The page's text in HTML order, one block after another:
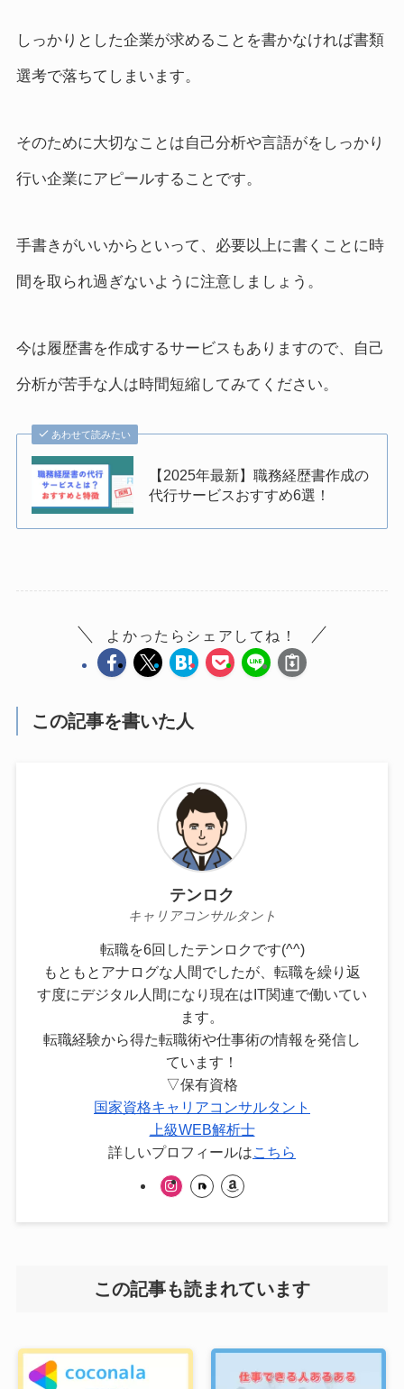
しっかりとした企業が求めることを書かなければ書類
選考で落ちてしまいます。
そのために大切なことは自己分析や言語がをしっかり
行い企業にアピールすることです。
手書きがいいからといって、必要以上に書くことに時
間を取られ過ぎないように注意しましょう。
今は履歴書を作成するサービスもありますので、自己
分析が苦手な人は時間短縮してみてください。
あわせて読みたい
【2025年最新】職務経歴書作成の
代行サービスおすすめ6選！
よかったらシェアしてね！
この記事を書いた人
テンロク
キャリアコンサルタント
転職を6回したテンロクです(^^)
もともとアナログな人間でしたが、転職を繰り返
す度にデジタル人間になり現在はIT関連で働いてい
ます。
転職経験から得た転職術や仕事術の情報を発信し
ています！
▽保有資格
国家資格キャリアコンサルタント
上級WEB解析士
詳しいプロフィールはこちら
この記事も読まれています